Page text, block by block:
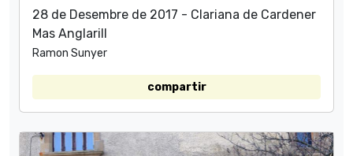
28 de Desembre de 2017 - Clariana de Cardener
Mas Anglarill
Ramon Sunyer
compartir